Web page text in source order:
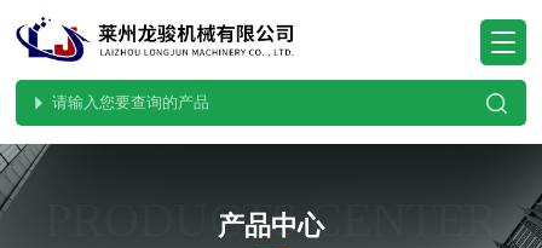
PRODUCTS CENTER
产品中心